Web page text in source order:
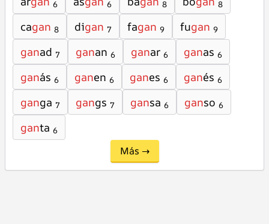
6 6 8 8
cagan 8 digan 7 fagan 9 fugan 9
ganad 7 ganan 6 ganar 6 ganas 6
ganás 6 ganen 6 ganes 6 ganés 6
ganga 7 gangs 7 gansa 6 ganso 6
ganta 6
Más →